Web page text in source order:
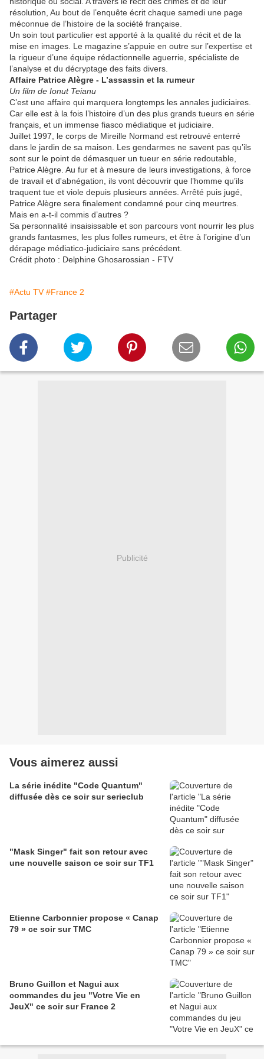
résolution, Au bout de l’enquête écrit chaque samedi une page
méconnue de l’histoire de la société française.
Un soin tout particulier est apporté à la qualité du récit et de la
mise en images. Le magazine s’appuie en outre sur l’expertise et
la rigueur d’une équipe rédactionnelle aguerrie, spécialiste de
l’analyse et du décryptage des faits divers.
Affaire Patrice Alègre - L’assassin et la rumeur
Un film de Ionut Teianu
C’est une affaire qui marquera longtemps les annales judiciaires.
Car elle est à la fois l’histoire d’un des plus grands tueurs en série
français, et un immense fiasco médiatique et judiciaire.
Juillet 1997, le corps de Mireille Normand est retrouvé enterré
dans le jardin de sa maison. Les gendarmes ne savent pas qu’ils
sont sur le point de démasquer un tueur en série redoutable,
Patrice Alègre. Au fur et à mesure de leurs investigations, à force
de travail et d'abnégation, ils vont découvrir que l’homme qu’ils
traquent tue et viole depuis plusieurs années. Arrêté puis jugé,
Patrice Alègre sera finalement condamné pour cinq meurtres.
Mais en a-t-il commis d’autres ?
Sa personnalité insaisissable et son parcours vont nourrir les plus
grands fantasmes, les plus folles rumeurs, et être à l’origine d’un
dérapage médiatico-judiciaire sans précédent.
Crédit photo : Delphine Ghosarossian - FTV
#Actu TV #France 2
Partager
Publicité
Vous aimerez aussi
La série inédite "Code Quantum"
diffusée dès ce soir sur serieclub
"Mask Singer" fait son retour avec
une nouvelle saison ce soir sur TF1
Etienne Carbonnier propose « Canap
79 » ce soir sur TMC
Bruno Guillon et Nagui aux
commandes du jeu "Votre Vie en
JeuX" ce soir sur France 2